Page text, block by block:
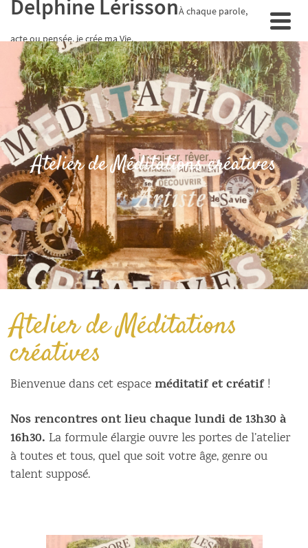
Delphine LérissonÀ chaque parole,
acte ou pensée, je crée ma Vie.
Atelier de Méditations créatives
Atelier de Méditations
créatives
Bienvenue dans cet espaceméditatif et créatif!
Nos rencontres ont lieu chaque lundi de 13h30 à
16h30. La formule élargie ouvre les portes de l’atelier
à toutes et tous, quel que soit votre âge, genre ou
talent supposé.